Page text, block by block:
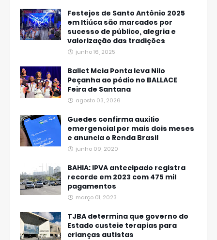
Festejos de Santo Antônio 2025
em Itiúca são marcados por
sucesso de público, alegria e
valorização das tradições
junho 16, 2025
Ballet Meia Ponta leva Nilo
Peçanha ao pódio no BALLACE
Feira de Santana
agosto 03, 2026
Guedes confirma auxílio
emergencial por mais dois meses
e anuncia o Renda Brasil
junho 09, 2020
BAHIA: IPVA antecipado registra
recorde em 2023 com 475 mil
pagamentos
março 01, 2023
TJBA determina que governo do
Estado custeie terapias para
crianças autistas